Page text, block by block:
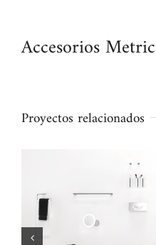
Accesorios
Proyectos relacionados